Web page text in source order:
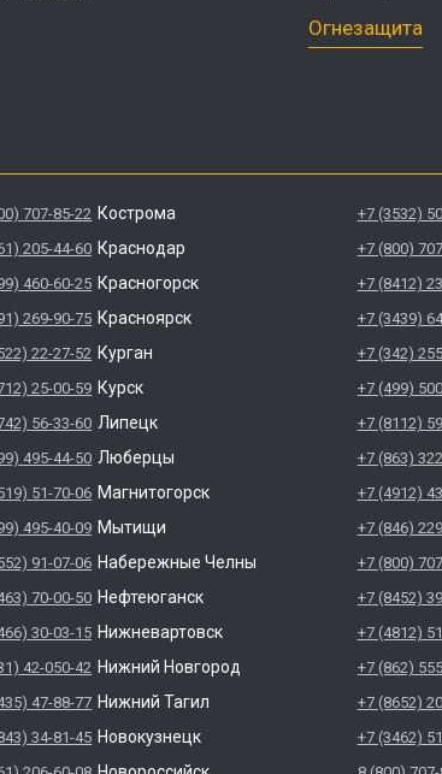
Огнезащита
707-85-22 Кострома
205-44-60 Краснодар
460-60-25 Красногорск
269-90-75 Красноярск
22-27-52 Курган
25-00-59 Курск
56-33-60 Липецк
495-44-50 Люберцы
51-70-06 Магнитогорск
495-40-09 Мытищи
91-07-06 Набережные Челны
70-00-50 Нефтеюганск
30-03-15 Нижневартовск
42-050-42 Нижний Новгород
47-88-77 Нижний Тагил
34-81-45 Новокузнецк
+7 (3532)
+7 (800)
+7 (8412)
+7 (3439)
+7 (342)
+7 (499)
+7 (8112)
+7 (863)
+7 (4912)
+7 (846)
+7 (800)
+7 (8452)
+7 (4812)
+7 (862)
+7 (8652)
+7 (3462)